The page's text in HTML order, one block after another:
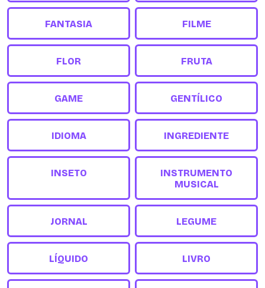
FANTASIA FILME
FLOR FRUTA
GAME GENTÍLICO
IDIOMA INGREDIENTE
INSETO
INSTRUMENTO
MUSICAL
JORNAL LEGUME
LÍQUIDO LIVRO